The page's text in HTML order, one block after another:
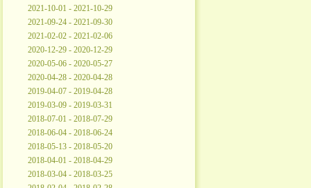
2021-10-01 - 2021-10-29
2021-09-24 - 2021-09-30
2021-02-02 - 2021-02-06
2020-12-29 - 2020-12-29
2020-05-06 - 2020-05-27
2020-04-28 - 2020-04-28
2019-04-07 - 2019-04-28
2019-03-09 - 2019-03-31
2018-07-01 - 2018-07-29
2018-06-04 - 2018-06-24
2018-05-13 - 2018-05-20
2018-04-01 - 2018-04-29
2018-03-04 - 2018-03-25